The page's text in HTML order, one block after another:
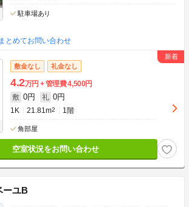
駐車場あり
とめてお問い合わせ
敷金なし 礼金なし
4.2万円 管理費4,500円
敷 0円 礼 0円
1K 21.81m2 1階
角部屋
空室状況をお問い合わせ
ーユB